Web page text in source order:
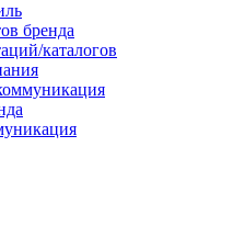
бренда
каталогов